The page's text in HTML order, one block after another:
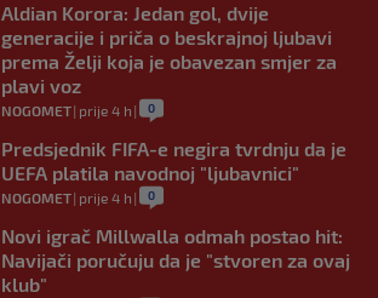
Aldian Korora: Jedan gol, dvije
generacije i priča o beskrajnoj ljubavi
prema Želji koja je obavezan smjer za
plavi voz
NOGOMET| prije 4 h | 0
Predsjednik FIFA-e negira tvrdnju da je
UEFA platila navodnoj "ljubavnici"
NOGOMET| prije 4 h | 0
Novi igrač Millwalla odmah postao hit:
Navijači poručuju da je "stvoren za ovaj
klub"